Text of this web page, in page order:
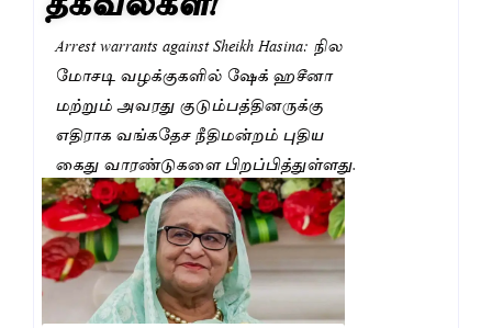
Arrest warrants against Sheikh Hasina: நில
மோசடி வழக்குகளில் ஷேக் ஹசீனா
மற்றும் அவரது குடும்பத்தினருக்கு
எதிராக வங்கதேச நீதிமன்றம் புதிய
கைது வாரண்டுகளை பிறப்பித்துள்ளது.